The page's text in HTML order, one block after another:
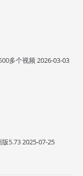
多个视频2026-03-03
5.732025-07-25